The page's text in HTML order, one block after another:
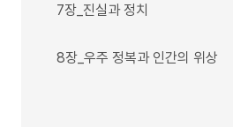
7장_진실과 정치
8장_우주 정복과 인간의 위상